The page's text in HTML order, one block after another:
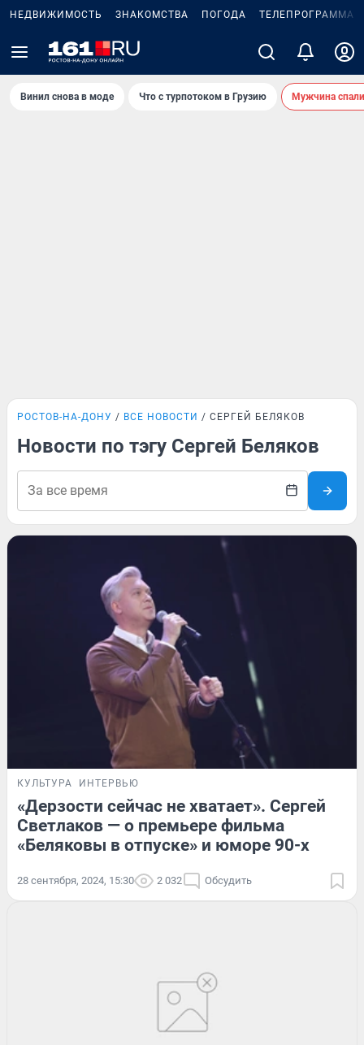
НЕДВИЖИМОСТЬ ЗНАКОМСТВА ПОГОДА ТЕЛЕПРОГРАММА
Винил снова в моде Что с турпотоком в Грузию Мужчина
РОСТОВ-НА-ДОНУ ВСЕ НОВОСТИ СЕРГЕЙ БЕЛЯКОВ
Новости по тэгу Сергей Беляков
КУЛЬТУРА ИНТЕРВЬЮ
«Дерзости сейчас не хватает». Сергей
Светлаков — о премьере фильма
«Беляковы в отпуске» и юморе 90-х
28 сентября, 2024, 15:30 2 032 Обсудить